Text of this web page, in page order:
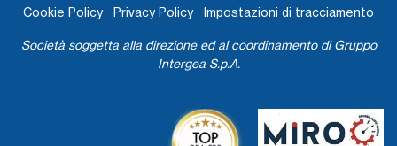
Cookie Policy Privacy Policy Impostazioni di tracciamento
Società soggetta alla direzione ed al coordinamento di Gruppo
Intergea S.p.A.